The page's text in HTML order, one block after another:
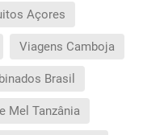
Açores
Viagens Camboja
Brasil
Mel Tanzânia